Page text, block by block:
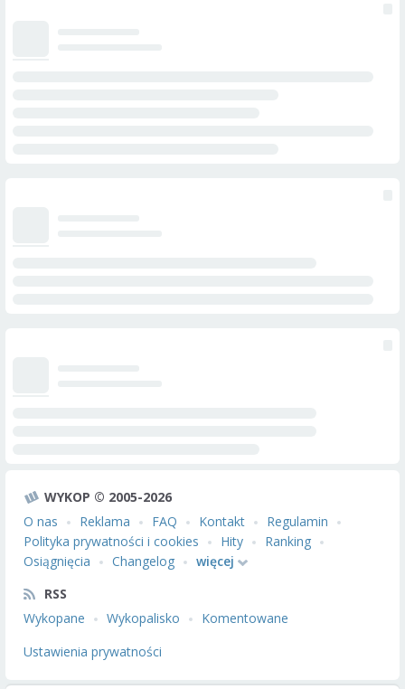
WYKOP © 2005-2026
O nas
Reklama FAQ Kontakt
Regulamin
Polityka prywatności i cookies
Hity
Ranking
Osiągnięcia
Changelog
więcej
RSS
Wykopane
Wykopalisko
Komentowane
Ustawienia prywatności